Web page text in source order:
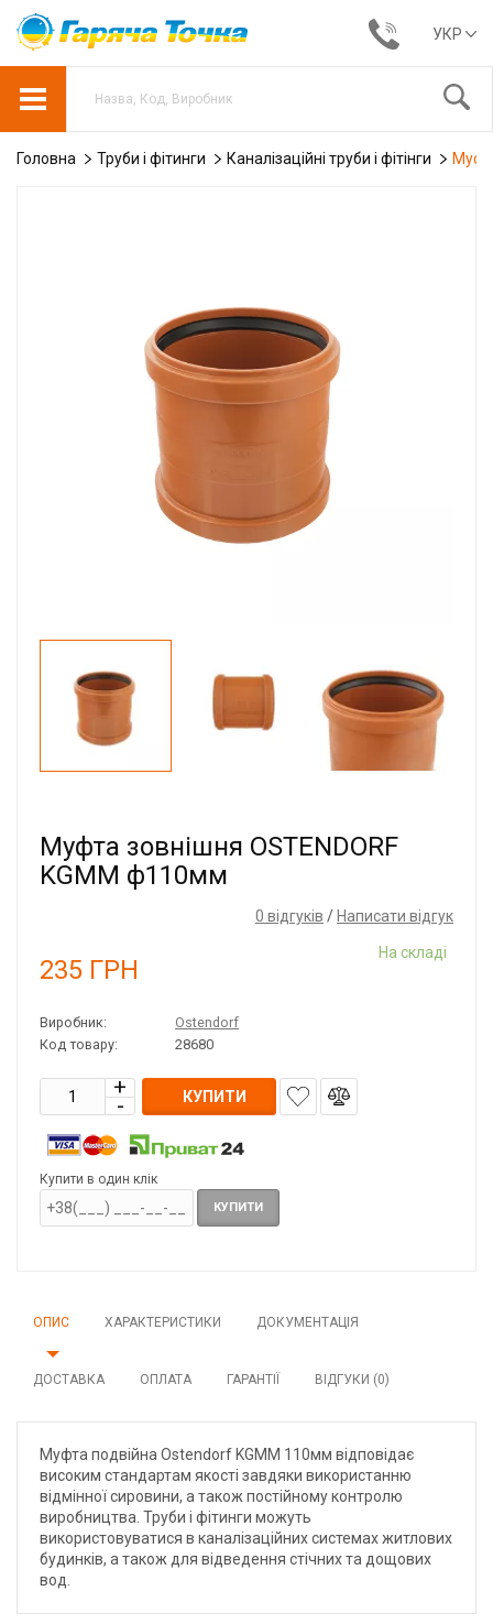
УКР
Головна Труби і фітинги Каналізаційні труби і фітінги
Муфта зовнішня OSTENDORF
KGMM ф110мм
0 відгуків / Написати відгук
235 ГРН
На складі
Виробник:
Ostendorf
Код товару:
28680
КУПИТИ
Купити в один клік
КУПИТИ
ОПИС ХАРАКТЕРИСТИКИ ДОКУМЕНТАЦІЯ
ДОСТАВКА ОПЛАТА ГАРАНТІЇ ВІДГУКИ (0)
Муфта подвійна Ostendorf KGMM 110мм відповідає
високим стандартам якості завдяки використанню
відмінної сировини, а також постійному контролю
виробництва. Труби і фітинги можуть
використовуватися в каналізаційних системах житлових
будинків, а також для відведення стічних та дощових
вод.